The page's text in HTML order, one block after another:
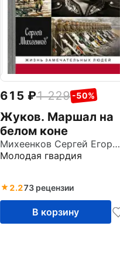
615 1 229 -50%
Жуков. Маршал на
белом коне
Михеенков Сергей Егорович
Молодая гвардия
2.273 рецензии
В корзину